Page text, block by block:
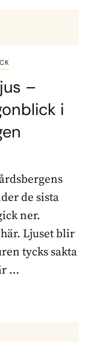
–
i
de sista
ner.
Ljuset blir
tycks sakta
…